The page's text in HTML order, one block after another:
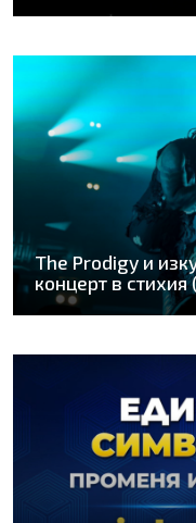
The Prodigy и
концерт в